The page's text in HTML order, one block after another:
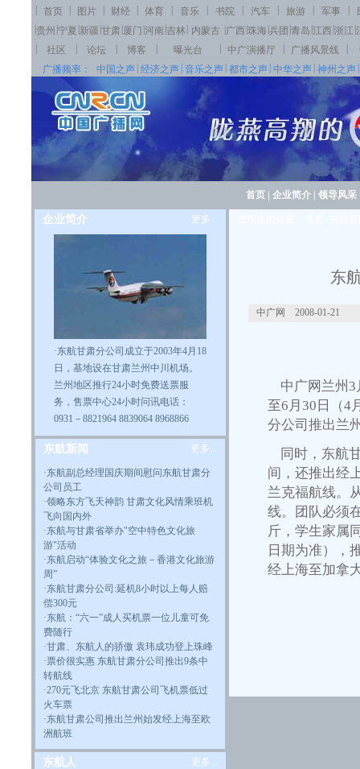
首页 图片 财经 体育 音乐 书院 汽车 旅游 军事
贵州 宁夏 新疆 甘肃 厦门 河南 吉林 内蒙古 广西 珠海 兵团 青岛 江西 浙江
社区 论坛 博客 曝光台 中广演播厅 广播风景线
广播频率：
中国之声 经济之声 音乐之声 都市之声 中华之声 神州之声
首页| 企业简介| 领导风采
企业简介 更多...
·东航甘肃分公司成立于2003年4月18
日，基地设在甘肃兰州中川机场。
兰州地区推行24小时免费送票服
务，售票中心24小时问讯电话：
0931－8821964 8839064 8968866
东航新闻 更多...
·东航副总经理国庆期间慰问东航甘肃分
公司员工
·领略东方飞天神韵 甘肃文化风情乘班机
飞向国内外
·东航与甘肃省举办"空中特色文化旅
游"活动
·东航启动“体验文化之旅－香港文化旅游
周”
·东航甘肃分公司:延机8小时以上每人赔
偿300元
·东航：“六一”成人买机票一位儿童可免
费随行
·甘肃、东航人的骄傲 袁玮成功登上珠峰
·票价很实惠 东航甘肃分公司推出9条中
转航线
·270元飞北京 东航甘肃公司飞机票低过
火车票
·东航甘肃公司推出兰州始发经上海至欧
洲航班
东航人 更多...
东
中广网 2008-01-21
中广网兰州3
至6月30日（4
分公司推出兰
同时，东航
间，还推出经
兰克福航线。
线。团队必须
斤，学生家属
日期为准），
经上海至加拿